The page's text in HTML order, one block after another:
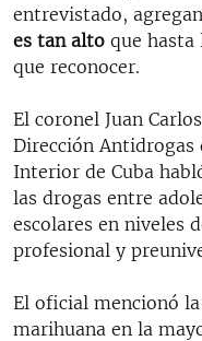
entrevistado,
es tan alto que hasta
que reconocer.
El coronel Juan
Dirección
Interior de Cuba
las drogas entre
escolares en niveles
profesional y
El oficial mencionó
marihuana en la